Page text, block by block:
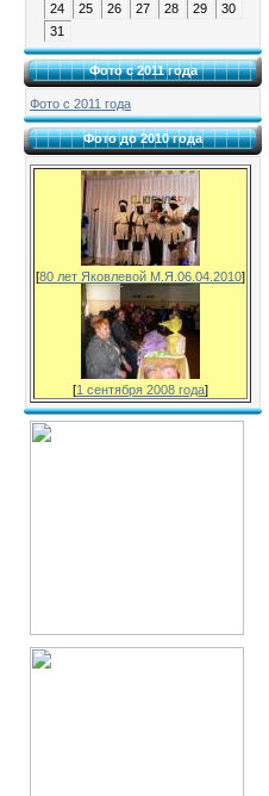
24
25 26 27 28 29
30
31
Фото с 2011 года
Фото с 2011 года
Фото до 2010 года
[80 лет Яковлевой М.Я.06.04.2010]
[1 сентября 2008 года]